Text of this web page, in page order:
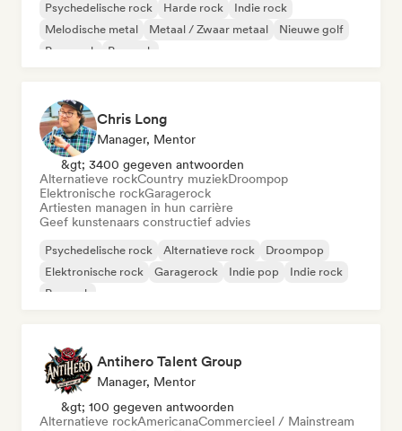
Psychedelische rock Harde rock
Indie rock
Melodische metal
Metaal / Zwaar metaal
Nieuwe golf
Pop-punk
Poprock
Chris Long
Manager, Mentor
&gt; 3400 gegeven antwoorden
Alternatieve rockCountry muziekDroompop
Elektronische rockGaragerock
Artiesten managen in hun carrière
Geef kunstenaars constructief advies
Psychedelische rock Alternatieve rock
Droompop
Elektronische rock
Garagerock Indie pop
Indie rock
Poprock
Antihero Talent Group
Manager, Mentor
&gt; 100 gegeven antwoorden
Alternatieve rockAmericanaCommercieel / Mainstream